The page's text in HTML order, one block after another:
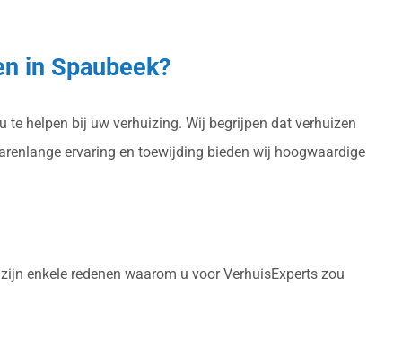
in Spaubeek?
te helpen bij uw verhuizing. Wij begrijpen dat verhuizen
ervaring en toewijding bieden wij hoogwaardige
enkele redenen waarom u voor VerhuisExperts zou